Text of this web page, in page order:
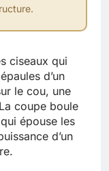
ciseaux qui
d’un
le cou, une
coupe boule
épouse les
d’un